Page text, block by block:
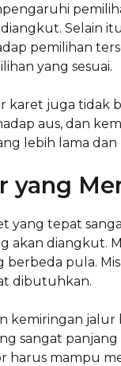
Selain
pemilihan
yang sesuai.
karet juga tidak
aus, dan
lebih lama
yang
yang tepat
akan diangkut.
berbeda pula.
dibutuhkan.
kemiringan
sangat
harus mampu